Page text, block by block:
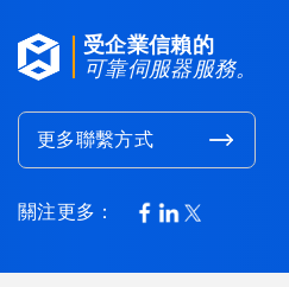
受企業信賴的
可靠伺服器服務。
更多聯繫方式
關注更多：